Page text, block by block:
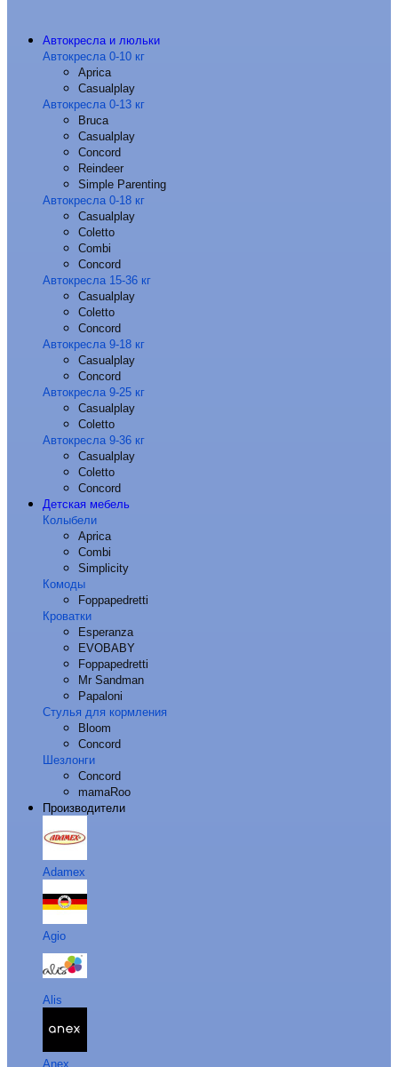
Автокресла и люльки
Автокресла 0-10 кг
Aprica
Casualplay
Автокресла 0-13 кг
Bruca
Casualplay
Concord
Reindeer
Simple Parenting
Автокресла 0-18 кг
Casualplay
Coletto
Combi
Concord
Автокресла 15-36 кг
Casualplay
Coletto
Concord
Автокресла 9-18 кг
Casualplay
Concord
Автокресла 9-25 кг
Casualplay
Coletto
Автокресла 9-36 кг
Casualplay
Coletto
Concord
Детская мебель
Колыбели
Aprica
Combi
Simplicity
Комоды
Foppapedretti
Кроватки
Esperanza
EVOBABY
Foppapedretti
Mr Sandman
Papaloni
Стулья для кормления
Bloom
Concord
Шезлонги
Concord
mamaRoo
Производители
Adamex
Agio
Alis
Anex